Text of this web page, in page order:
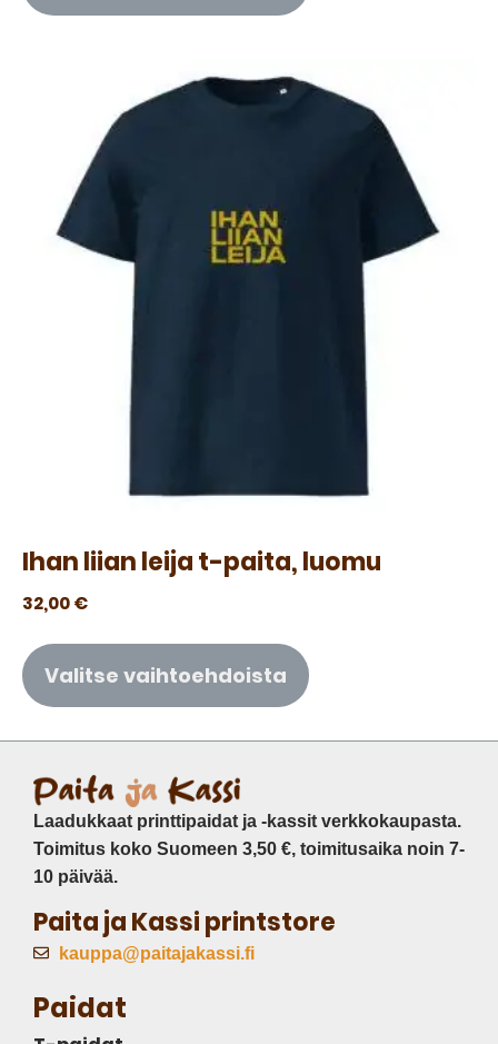
Ihan liian leija t-paita, luomu
32,00€
Valitse vaihtoehdoista
Laadukkaat printtipaidat ja -kassit verkkokaupasta.
Toimitus koko Suomeen 3,50 €, toimitusaika noin 7-
10 päivää.
Paita ja Kassi printstore
kauppa@paitajakassi.fi
Paidat